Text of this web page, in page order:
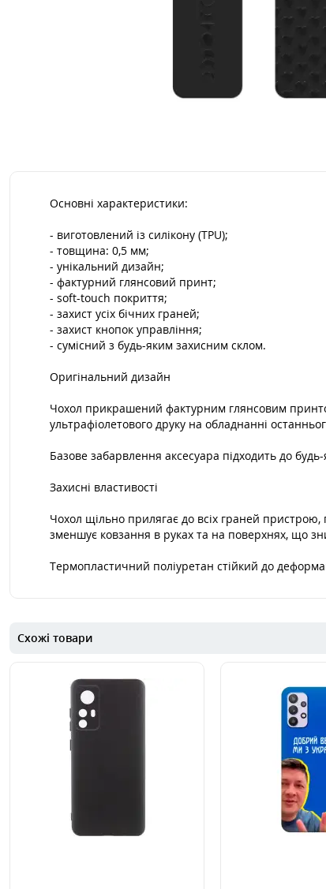
Основні характеристики:
- виготовлений із силікону (TPU);
- товщина: 0,5 мм;
- унікальний дизайн;
- фактурний глянсовий принт;
- soft-touch покриття;
- захист усіх бічних граней;
- захист кнопок управління;
- сумісний з будь-яким захисним склом.
Оригінальний дизайн
Чохол прикрашений фактурним глянсовим
ультрафіолетового друку на обладнанні
Базове забарвлення аксесуара підходить до
Захисні властивості
Чохол щільно прилягає до всіх граней
зменшує ковзання в руках та на поверхнях, що
Термопластичний поліуретан стійкий до
Схожі товари